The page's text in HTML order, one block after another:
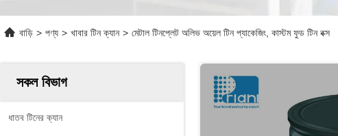
বাড়ি > পণ্য > খাবার টিন ক্যান > মেটাল টিনপ্লেট অলিভ অয়েল টিন প্যাকেজিং, কাস্টম ফুড টিন বক্স
সকল বিভাগ
ধাতব টিনের ক্যান